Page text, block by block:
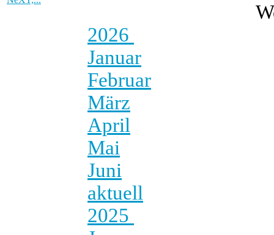
2026
Januar
Februar
März
April
Mai
Juni
aktuell
2025